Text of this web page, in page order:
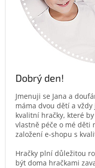
Dobrý den!
Jmenuji se Jana a
máma dvou dětí a
kvalitní hračky, které
vlastně péče o mé děti
založení e-shopu s
Hračky plní důležitou
být doma hračkami